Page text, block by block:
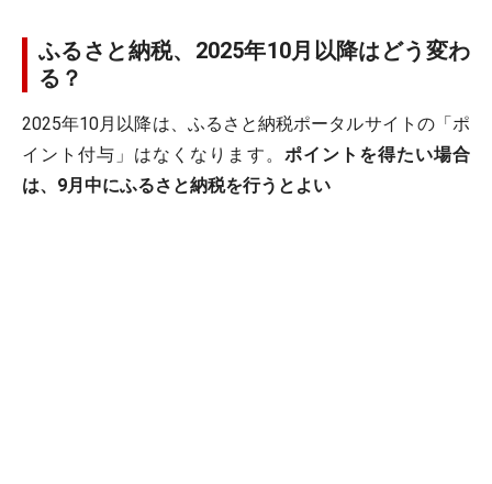
ふるさと納税、2025年10月以降はどう変わ
る？
2025年10月以降は、ふるさと納税ポータルサイトの「ポ
イント付与」はなくなります。 ポイントを得たい場合
は、9月中にふるさと納税を行うとよい